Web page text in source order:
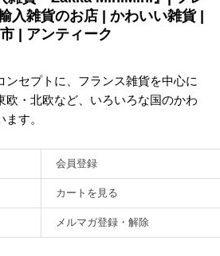
入雑貨のお店 | かわいい雑貨 |
| アンティーク
ンセプトに、フランス雑貨を中心に
欧・北欧など、いろいろな国のかわ
す。
会員登録
カートを見る
メルマガ登録・解除